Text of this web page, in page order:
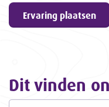
Ervaring plaatsen
Dit vinden